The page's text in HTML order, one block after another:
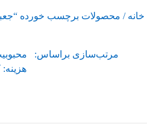
خانه / محصولات برچسب خورده
مرتب‌سازی براساس:
هزینه: